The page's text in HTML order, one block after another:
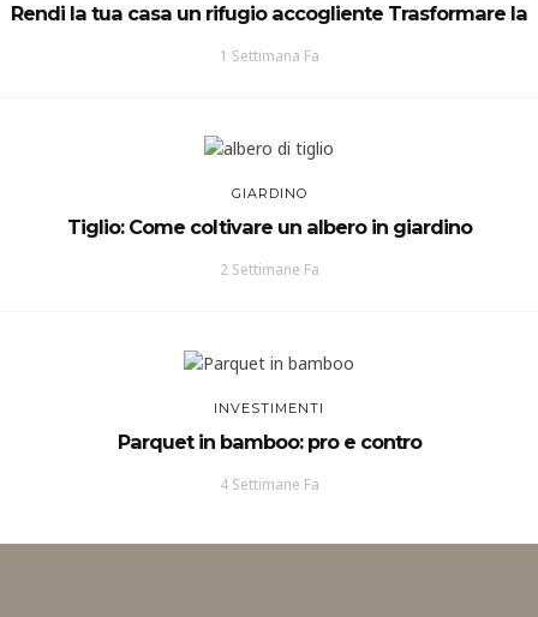
Rendi la tua casa un rifugio accogliente Trasformare la
1 Settimana Fa
GIARDINO
Tiglio: Come coltivare un albero in giardino
2 Settimane Fa
INVESTIMENTI
Parquet in bamboo: pro e contro
4 Settimane Fa